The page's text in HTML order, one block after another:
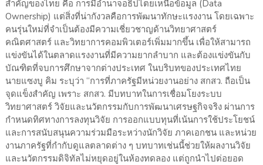
สำคัญของไทย คือ การมีอำนาจอธิปไตยเหนือข้อมูล (Data
Ownership) แต่สิ่งที่น่ากังวลคือการพัฒนาทักษะแรงงาน โดยเฉพาะ
คนรุ่นใหม่ที่จำเป็นต้องมีความเชี่ยวชาญด้านวิทยาศาสตร์
คณิตศาสตร์ และวิทยาการคอมพิวเตอร์เพิ่มมากขึ้น เพื่อให้สามารถ
แข่งขันได้ในตลาดแรงงานที่มีความยากลำบาก และต้องแข่งขันกับ
บัณฑิตที่จบการศึกษาจากต่างประเทศ ในบริบทของประเทศไทย
นายแซงบู คิม ระบุว่า “การที่ภาครัฐมีหน่วยงานอย่าง สกสว. ถือเป็น
จุดแข็งสำคัญ เพราะ สกสว. มีบทบาทในการเชื่อมโยงระบบ
วิทยาศาสตร์ วิจัยและนวัตกรรมกับการพัฒนาเศรษฐกิจจริง ผ่านการ
กำหนดทิศทางการลงทุนวิจัย การออกแบบทุนที่เน้นการใช้ประโยชน์
และการสนับสนุนความร่วมมือระหว่างนักวิจัย ภาคเอกชน และหน่วย
งานภาครัฐที่กำกับดูแลตลาดต่าง ๆ บทบาทเช่นนี้ช่วยให้ผลงานวิจัย
และนวัตกรรมดิจิทัลไม่หยุดอยู่ในห้องทดลอง แต่ถูกนำไปต่อยอด